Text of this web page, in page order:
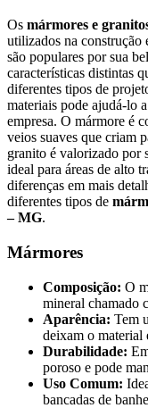
Os mármores e
utilizados na construção
são populares por sua
características distintas
diferentes tipos de
materiais pode ajudá-lo
empresa. O mármore é
veios suaves que criam
granito é valorizado por
ideal para áreas de alto
diferenças em mais
diferentes tipos de
– MG.
Mármores
Composição: O
mineral chamado
Aparência: Tem
deixam o material
Durabilidade:
poroso e pode
Uso Comum:
bancadas de